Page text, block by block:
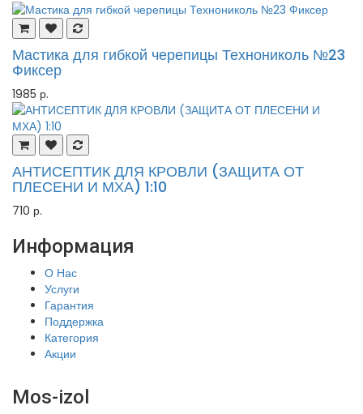
Мастика для гибкой черепицы Технониколь №23
Фиксер
1985 р.
АНТИСЕПТИК ДЛЯ КРОВЛИ (ЗАЩИТА ОТ
ПЛЕСЕНИ И МХА) 1:10
710 р.
Информация
О Нас
Услуги
Гарантия
Поддержка
Категория
Акции
Mos-izol